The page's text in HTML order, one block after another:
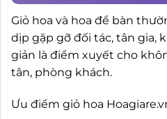
Giỏ hoa và hoa để bàn
dịp gặp gỡ đối tác, tân gia,
giản là điểm xuyết cho
tân, phòng khách.
Ưu điểm giỏ hoa